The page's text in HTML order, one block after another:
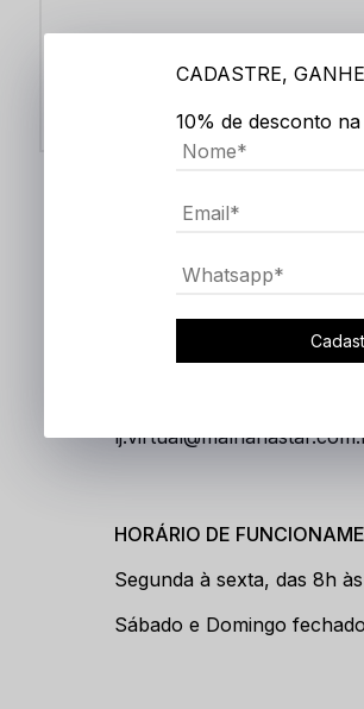
HORÁRIO DE
Segunda à sexta, das 8h
Sábado e Domingo
CADASTRE,
10% de desconto